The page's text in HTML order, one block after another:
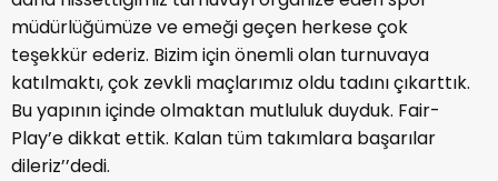
müdürlüğümüze ve emeği geçen herkese çok
teşekkür ederiz. Bizim için önemli olan turnuvaya
katılmaktı, çok zevkli maçlarımız oldu tadını çıkarttık.
Bu yapının içinde olmaktan mutluluk duyduk. Fair-
Play’e dikkat ettik. Kalan tüm takımlara başarılar
dileriz’’dedi.